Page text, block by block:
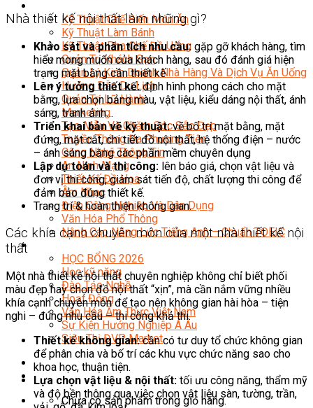
Kỹ Thuật Chế Biến Món Ăn
Kỹ Thuật Làm Bánh
Kỹ Thuật Pha Chế Đồ Uống
Quản Trị Khách Sạn
Quản Lý Kinh Doanh Nhà Hàng Và Dịch Vụ Ăn Uống
Hướng Dẫn Du Lịch
Quản Trị Lữ Hành
Marketing
Tạo Mẫu Và Chăm Sóc Sắc Đẹp
Truyền Thông Đa Phương Tiện
Công Nghệ Thông Tin
An Ninh Mạng
Thiết Kế Đồ Họa
Âm Nhạc
Điện Công Nghiệp Và Dân Dụng
Văn Hóa Phổ Thông
Nâng Cao Năng Lực Tiếng Anh – Chuẩn TOEIC
HỌC BỔNG 2026
Học kỹ năng
Đào Tạo Nghề
Hoạt Động
Văn Hóa Ẩm Thực Việt Nam
Sự Kiện Hướng Nghiệp Á Âu
Siêu Thị ĐVP Market
Chưa có sản phẩm trong giỏ hàng.
Nhà thiết kế nội thất làm những gì?
Khảo sát và phân tích nhu cầu: gặp gỡ khách hàng, tìm
hiểu mong muốn của khách hàng, sau đó đánh giá hiện
trạng mặt bằng cần thiết kế
Lên ý tưởng thiết kế:định hình phong cách cho mặt
bằng, lựa chọn bảng màu, vật liệu, kiểu dáng nội thất, ánh
sáng, tranh ảnh…
Triển khai bản vẽ kỹ thuật:vẽ bố trí mặt bằng, mặt
đứng, mặt cắt, chi tiết đồ nội thất, hệ thống điện – nước
– ánh sáng bằng các phần mềm chuyên dụng
Lập dự toán và thi công: lên báo giá, chọn vật liệu và
đơn vị thi công, giám sát tiến độ, chất lượng thi công để
đảm bảo đúng thiết kế.
Trang trí & hoàn thiện không gian.
Các khía cạnh chuyên môn của một nhà thiết kế nội
thất
Một nhà thiết kế nội thất chuyên nghiệp không chỉ biết phối
màu đẹp hay chọn đồ nội thất “xịn”, mà cần nắm vững nhiều
khía cạnh chuyên môn để tạo nên không gian hài hòa – tiện
nghi – đúng nhu cầu – thi công khả thi.
Thiết kế không gian:cần có tư duy tổ chức không gian
để phân chia và bố trí các khu vực chức năng sao cho
khoa học, thuận tiện.
Lựa chọn vật liệu & nội thất: tối ưu công năng, thẩm mỹ
và độ bền thông qua việc chọn vật liệu sàn, tường, trần,